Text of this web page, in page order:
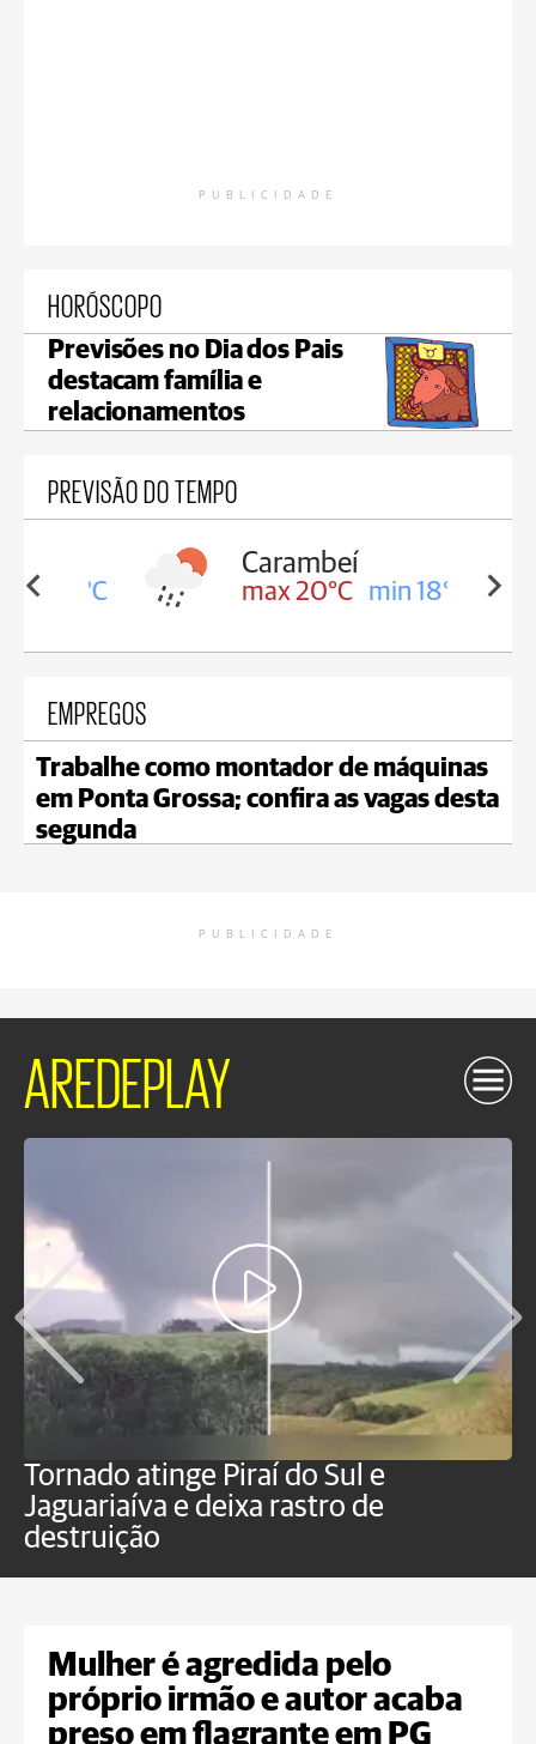
PUBLICIDADE
HORÓSCOPO
Previsões no Dia dos Pais
destacam família e
relacionamentos
PREVISÃO DO TEMPO
18°C
Carambeí
max 20°C min 18°C
EMPREGOS
Trabalhe como montador de máquinas
em Ponta Grossa; confira as vagas desta
segunda
PUBLICIDADE
AREDEPLAY
Tornado atinge Piraí do Sul e
Jaguariaíva e deixa rastro de
destruição
Mulher é agredida pelo
próprio irmão e autor acaba
preso em flagrante em PG